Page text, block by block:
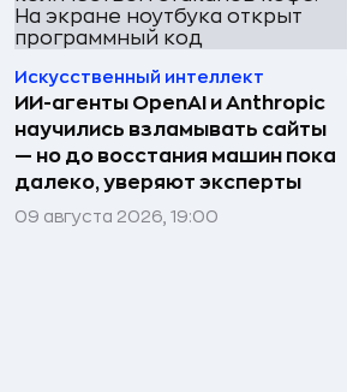
Искусственный интеллект
ИИ-агенты OpenAI и Anthropic
научились взламывать сайты
— но до восстания машин пока
далеко, уверяют эксперты
09 августа 2026, 19:00